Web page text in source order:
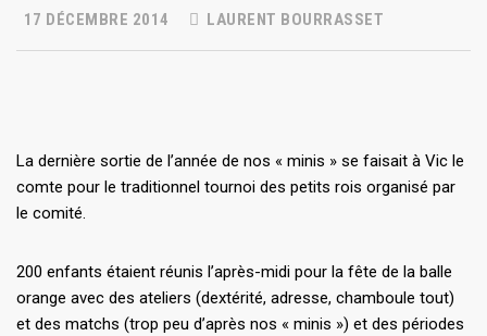
17 DÉCEMBRE 2014 LAURENT BOURRASSET
La dernière sortie de l’année de nos « minis » se faisait à Vic le
comte pour le traditionnel tournoi des petits rois organisé par
le comité.
200 enfants étaient réunis l’après-midi pour la fête de la balle
orange avec des ateliers (dextérité, adresse, chamboule tout)
et des matchs (trop peu d’après nos « minis ») et des périodes